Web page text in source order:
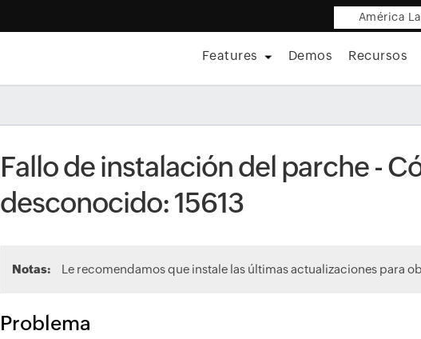
América
Features Demos Recursos
Fallo de instalación del parche -
desconocido: 15613
Notas: Le recomendamos que instale las últimas actualizaciones para
Problema